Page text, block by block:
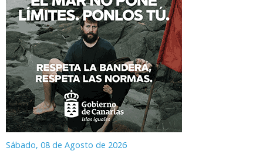
Sábado, 08 de Agosto de 2026